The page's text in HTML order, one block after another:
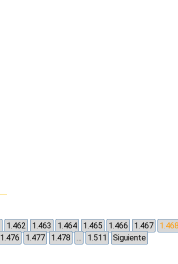
1.462 1.463 1.464 1.465 1.466 1.467
1.476 1.477 1.478 … 1.511 Siguiente